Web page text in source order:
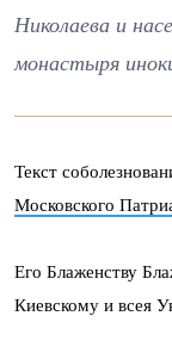
Николаева и
монастыря
Текст
Московского
Его Блаженству
Киевскому и всея